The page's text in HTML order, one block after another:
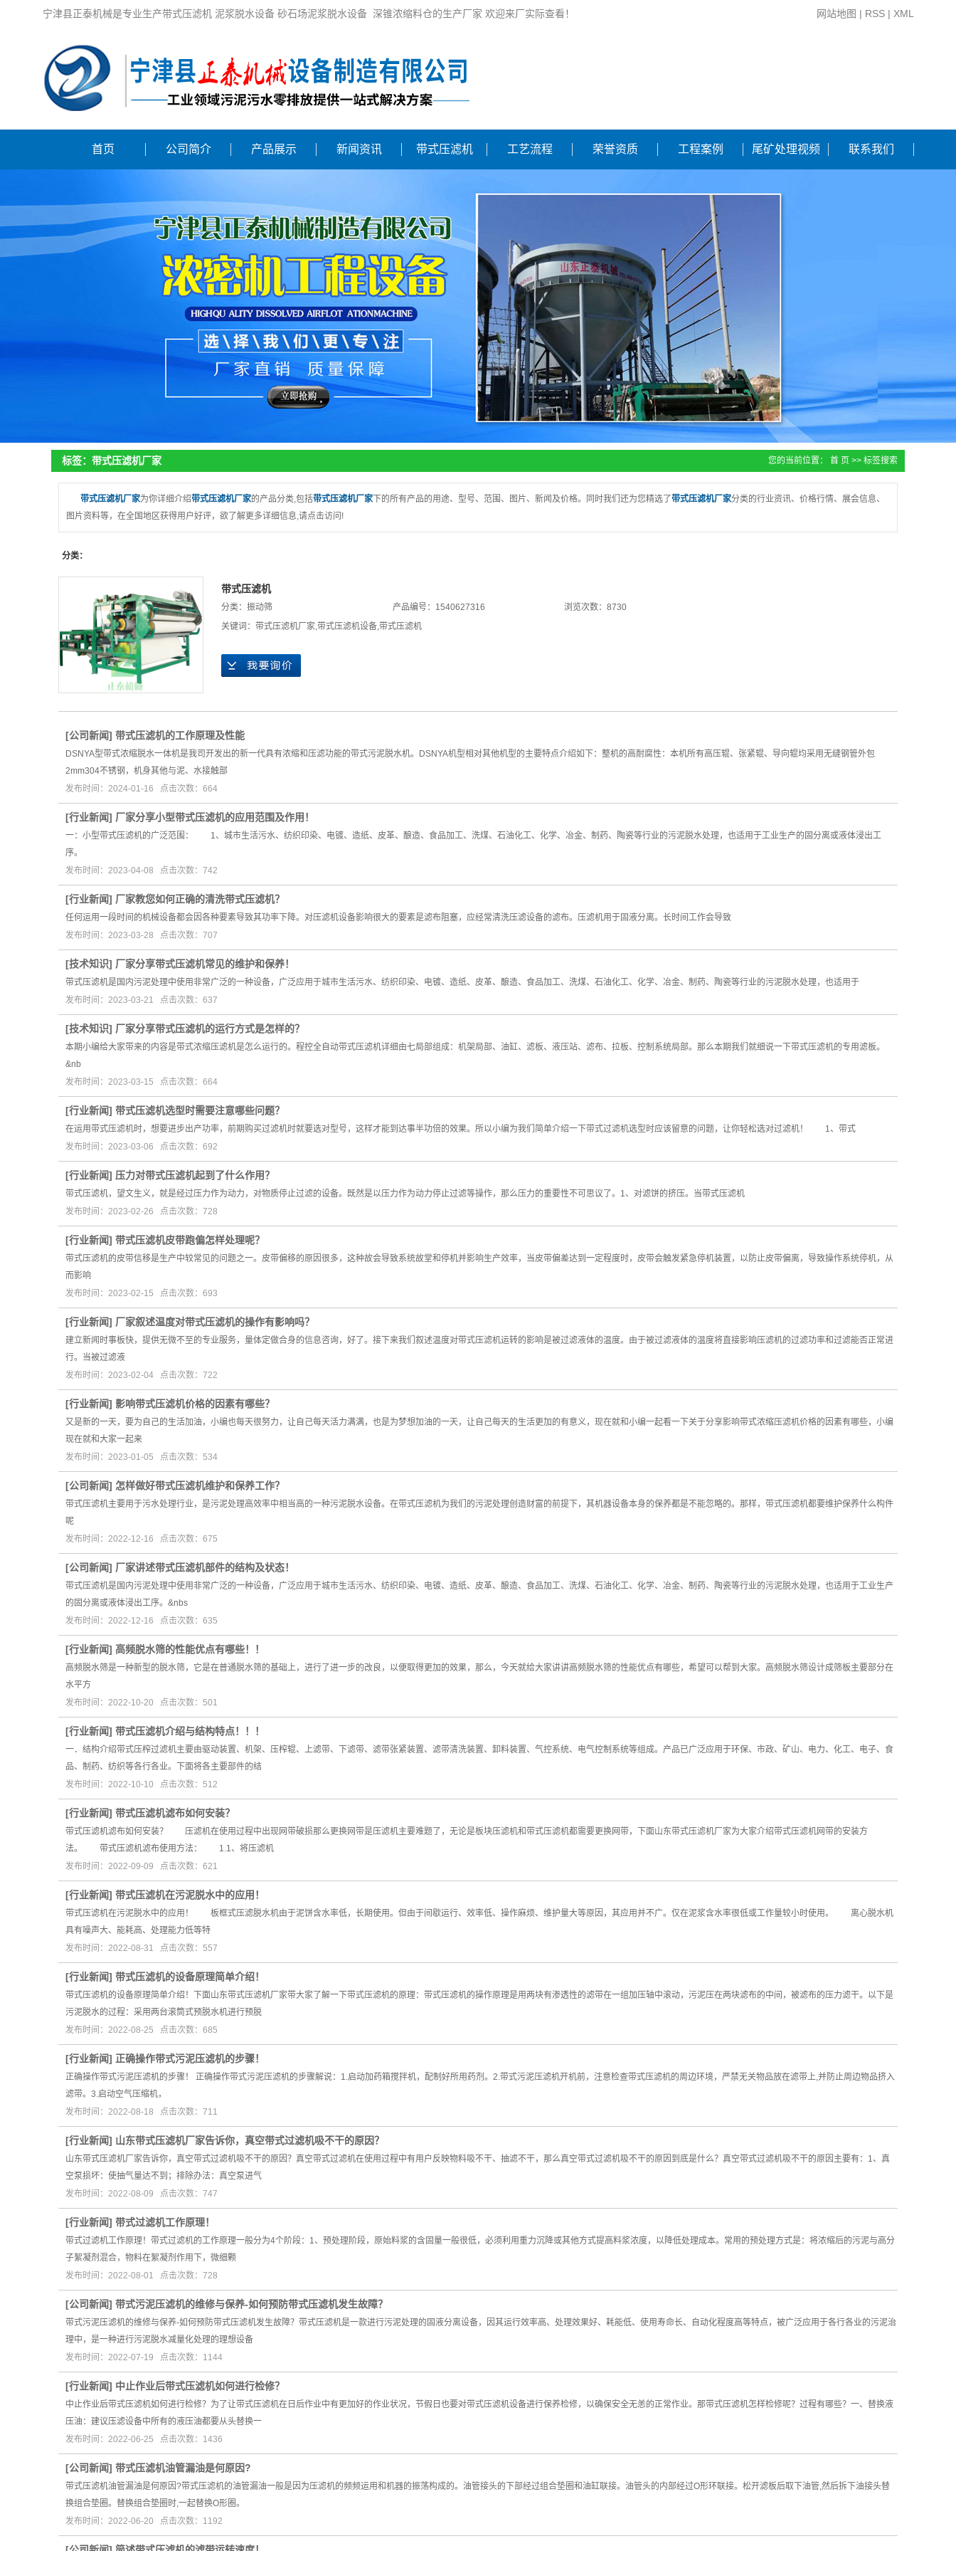
宁津县正泰机械是专业生产带式压滤机 泥浆脱水设备 砂石场泥浆脱水设备 深锥浓缩料仓的生产厂家 欢迎来厂实际查看！ 网站地图 | RSS| XML
首页 公司简介 产品展示 新闻资讯 带式压滤机 工艺流程 荣誉资质 工程案例 尾矿处理视频 联系我们
标签：带式压滤机厂家 您的当前位置： 首 页 >> 标签搜索
带式压滤机厂家为你详细介绍带式压滤机厂家的产品分类,包括带式压滤机厂家 下的所有产品的用途、型号、范围、图片、新闻及价格。同时我们还为您精选了 带式压滤机厂家分类的行业资讯、价格行情、展会信息、
图片资料等，在全国地区获得用户好评，欲了解更多详细信息,请点击访问!
分类：
带式压滤机
分类： 振动筛 产品编号：1540627316
浏览次数：8730
关键词： 带式压滤机厂家,带式压滤机设备,带式压滤机
[公司新闻] 带式压滤机的工作原理及性能
DSNYA型带式浓缩脱水一体机是我司开发出的新一代具有浓缩和压滤功能的带式污泥脱水机。DSNYA机型相对其他机型的主要特点介绍如下：整机的高耐腐性：本机所有高压辊、张紧辊、导向辊均采用无缝钢管外包
2mm304不锈钢，机身其他与泥、水接触部
发布时间：2024-01-16 点击次数：664
[行业新闻] 厂家分享小型带式压滤机的应用范围及作用！
一：小型带式压滤机的广泛范围： 1、城市生活污水、纺织印染、电镀、造纸、皮革、酿造、食品加工、洗煤、石油化工、化学、冶金、制药、陶瓷等行业的污泥脱水处理，也适用于工业生产的固分离或液体浸出工
序。
发布时间：2023-04-08 点击次数：742
[行业新闻] 厂家教您如何正确的清洗带式压滤机？
任何运用一段时间的机械设备都会因各种要素导致其功率下降。对压滤机设备影响很大的要素是滤布阻塞，应经常清洗压滤设备的滤布。压滤机用于固液分离。长时间工作会导致
发布时间：2023-03-28 点击次数：707
[技术知识] 厂家分享带式压滤机常见的维护和保养！
带式压滤机是国内污泥处理中使用非常广泛的一种设备，广泛应用于城市生活污水、纺织印染、电镀、造纸、皮革、酿造、食品加工、洗煤、石油化工、化学、冶金、制药、陶瓷等行业的污泥脱水处理，也适用于
发布时间：2023-03-21 点击次数：637
[技术知识] 厂家分享带式压滤机的运行方式是怎样的？
本期小编给大家带来的内容是带式浓缩压滤机是怎么运行的。程控全自动带式压滤机详细由七局部组成：机架局部、油缸、滤板、液压站、滤布、拉板、控制系统局部。那么本期我们就细说一下带式压滤机的专用滤板。
&nb
发布时间：2023-03-15 点击次数：664
[行业新闻] 带式压滤机选型时需要注意哪些问题？
在运用带式压滤机时，想要进步出产功率，前期购买过滤机时就要选对型号，这样才能到达事半功倍的效果。所以小编为我们简单介绍一下带式过滤机选型时应该留意的问题，让你轻松选对过滤机！ 1、带式
发布时间：2023-03-06 点击次数：692
[行业新闻] 压力对带式压滤机起到了什么作用？
带式压滤机，望文生义，就是经过压力作为动力，对物质停止过滤的设备。既然是以压力作为动力停止过滤等操作，那么压力的重要性不可思议了。1、对滤饼的挤压。当带式压滤机
发布时间：2023-02-26 点击次数：728
[行业新闻] 带式压滤机皮带跑偏怎样处理呢？
带式压滤机的皮带信移是生产中较常见的问题之一。皮带偏移的原因很多，这种故会导致系统故堂和停机并影响生产效率，当皮带偏差达到一定程度时，皮带会触发紧急停机装置，以防止皮带偏离，导致操作系统停机，从
而影响
发布时间：2023-02-15 点击次数：693
[行业新闻] 厂家叙述温度对带式压滤机的操作有影响吗？
建立新闻时事板快，提供无微不至的专业服务，量体定做合身的信息咨询，好了。接下来我们叙述温度对带式压滤机运转的影响是被过滤液体的温度。由于被过滤液体的温度将直接影响压滤机的过滤功率和过滤能否正常进
行。当被过滤液
发布时间：2023-02-04 点击次数：722
[行业新闻] 影响带式压滤机价格的因素有哪些？
又是新的一天，要为自己的生活加油，小编也每天很努力，让自己每天活力满满，也是为梦想加油的一天，让自己每天的生活更加的有意义，现在就和小编一起看一下关于分享影响带式浓缩压滤机价格的因素有哪些，小编
现在就和大家一起来
发布时间：2023-01-05 点击次数：534
[公司新闻] 怎样做好带式压滤机维护和保养工作？
带式压滤机主要用于污水处理行业，是污泥处理高效率中相当高的一种污泥脱水设备。在带式压滤机为我们的污泥处理创造财富的前提下，其机器设备本身的保养都是不能忽略的。那样，带式压滤机都要维护保养什么构件
呢
发布时间：2022-12-16 点击次数：675
[公司新闻] 厂家讲述带式压滤机部件的结构及状态！
带式压滤机是国内污泥处理中使用非常广泛的一种设备，广泛应用于城市生活污水、纺织印染、电镀、造纸、皮革、酿造、食品加工、洗煤、石油化工、化学、冶金、制药、陶瓷等行业的污泥脱水处理，也适用于工业生产
的固分离或液体浸出工序。&nbs
发布时间：2022-12-16 点击次数：635
[行业新闻] 高频脱水筛的性能优点有哪些！！
高频脱水筛是一种新型的脱水筛，它是在普通脱水筛的基础上，进行了进一步的改良，以便取得更加的效果，那么，今天就给大家讲讲高频脱水筛的性能优点有哪些，希望可以帮到大家。高频脱水筛设计成筛板主要部分在
水平方
发布时间：2022-10-20 点击次数：501
[行业新闻] 带式压滤机介绍与结构特点！！！
一．结构介绍带式压榨过滤机主要由驱动装置、机架、压榨辊、上滤带、下滤带、滤带张紧装置、滤带清洗装置、卸料装置、气控系统、电气控制系统等组成。产品已广泛应用于环保、市政、矿山、电力、化工、电子、食
品、制药、纺织等各行各业。下面将各主要部件的结
发布时间：2022-10-10 点击次数：512
[行业新闻] 带式压滤机滤布如何安装？
带式压滤机滤布如何安装？ 压滤机在使用过程中出现网带破损那么更换网带是压滤机主要难题了，无论是板块压滤机和带式压滤机都需要更换网带，下面山东带式压滤机厂家为大家介绍带式压滤机网带的安装方
法。 带式压滤机滤布使用方法： 1.1、将压滤机
发布时间：2022-09-09 点击次数：621
[行业新闻] 带式压滤机在污泥脱水中的应用！
带式压滤机在污泥脱水中的应用！ 板框式压滤脱水机由于泥饼含水率低，长期使用。但由于间歇运行、效率低、操作麻烦、维护量大等原因，其应用并不广。仅在泥浆含水率很低或工作量较小时使用。 离心脱水机
具有噪声大、能耗高、处理能力低等特
发布时间：2022-08-31 点击次数：557
[行业新闻] 带式压滤机的设备原理简单介绍！
带式压滤机的设备原理简单介绍！下面山东带式压滤机厂家带大家了解一下带式压滤机的原理：带式压滤机的操作原理是用两块有渗透性的滤带在一组加压轴中滚动，污泥压在两块滤布的中间，被滤布的压力滤干。以下是
污泥脱水的过程：采用两台滚筒式预脱水机进行预脱
发布时间：2022-08-25 点击次数：685
[行业新闻] 正确操作带式污泥压滤机的步骤！
正确操作带式污泥压滤机的步骤！ 正确操作带式污泥压滤机的步骤解说：1.启动加药箱搅拌机，配制好所用药剂。2.带式污泥压滤机开机前，注意检查带式压滤机的周边环境，严禁无关物品放在滤带上,并防止周边物品挤入
滤带。3.启动空气压缩机，
发布时间：2022-08-18 点击次数：711
[行业新闻] 山东带式压滤机厂家告诉你，真空带式过滤机吸不干的原因？
山东带式压滤机厂家告诉你，真空带式过滤机吸不干的原因？真空带式过滤机在使用过程中有用户反映物料吸不干、抽滤不干，那么真空带式过滤机吸不干的原因到底是什么？真空带式过滤机吸不干的原因主要有：1、真
空泵损坏：使抽气量达不到；排除办法：真空泵进气
发布时间：2022-08-09 点击次数：747
[行业新闻] 带式过滤机工作原理！
带式过滤机工作原理！带式过滤机的工作原理一般分为4个阶段：1、预处理阶段，原始料浆的含固量一般很低，必须利用重力沉降或其他方式提高料浆浓度，以降低处理成本。常用的预处理方式是：将浓缩后的污泥与高分
子絮凝剂混合，物料在絮凝剂作用下，微细颗
发布时间：2022-08-01 点击次数：728
[公司新闻] 带式污泥压滤机的维修与保养-如何预防带式压滤机发生故障？
带式污泥压滤机的维修与保养-如何预防带式压滤机发生故障？带式压滤机是一款进行污泥处理的固液分离设备，因其运行效率高、处理效果好、耗能低、使用寿命长、自动化程度高等特点，被广泛应用于各行各业的污泥治
理中，是一种进行污泥脱水减量化处理的理想设备
发布时间：2022-07-19 点击次数：1144
[行业新闻] 中止作业后带式压滤机如何进行检修？
中止作业后带式压滤机如何进行检修？为了让带式压滤机在日后作业中有更加好的作业状况，节假日也要对带式压滤机设备进行保养检修，以确保安全无恙的正常作业。那带式压滤机怎样检修呢？过程有哪些？一、替换液
压油：建议压滤设备中所有的液压油都要从头替换一
发布时间：2022-06-25 点击次数：1436
[公司新闻] 带式压滤机油管漏油是何原因?
带式压滤机油管漏油是何原因?带式压滤机的油管漏油一般是因为压滤机的频频运用和机器的振荡构成的。油管接头的下部经过组合垫圈和油缸联接。油管头的内部经过O形环联接。松开滤板后取下油管,然后拆下油接头替
换组合垫圈。替换组合垫圈时,一起替换O形圈。
发布时间：2022-06-20 点击次数：1192